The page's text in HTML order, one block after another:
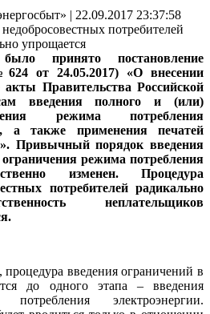
| 22.09.2017 23:37:58
принято постановление
от 24.05.2017) «О внесении
Правительства Российской
введения полного и (или)
режима потребления
а также применения печатей
Привычный порядок введения
режима потребления
изменен. Процедура
потребителей радикально
неплательщиков
введения ограничений в
до одного этапа – введения
электроэнергии.